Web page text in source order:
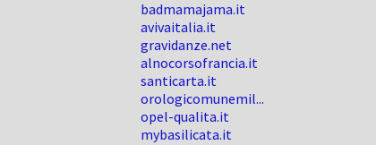
badmamajama.it
avivaitalia.it
gravidanze.net
alnocorsofrancia.it
santicarta.it
orologicomunemil...
opel-qualita.it
mybasilicata.it